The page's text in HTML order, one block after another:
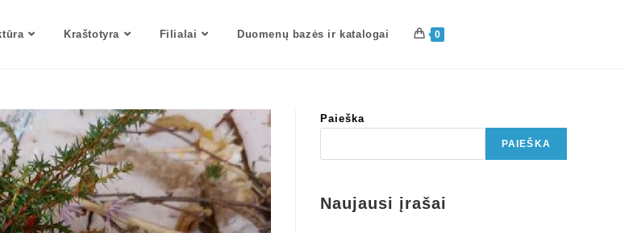
Kraštotyra Filialai Duomenų bazės ir katalogai 0
Paieška
PAIEŠKA
Naujausi įrašai